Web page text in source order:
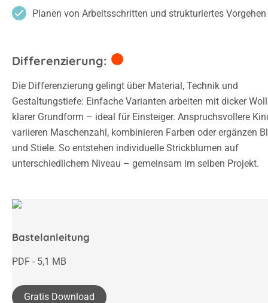
Planen von Arbeitsschritten und strukturiertes Vorgehen
Differenzierung:
Die Differenzierung gelingt über Material, Technik und
Gestaltungstiefe: Einfache Varianten arbeiten mit dicker
klarer Grundform – ideal für Einsteiger. Anspruchsvollere
variieren Maschenzahl, kombinieren Farben oder ergänzen
und Stiele. So entstehen individuelle Strickblumen auf
unterschiedlichem Niveau – gemeinsam im selben Projekt.
Bastelanleitung
PDF - 5,1 MB
Gratis Download